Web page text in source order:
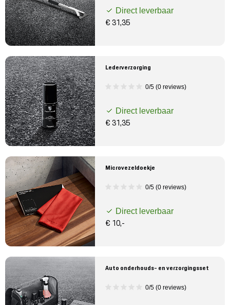
Direct leverbaar
€ 31,35
Lederverzorging
0/5 (0 reviews)
Direct leverbaar
€ 31,35
Microvezeldoekje
0/5 (0 reviews)
Direct leverbaar
€ 10,-
Auto onderhouds- en verzorgingsset
0/5 (0 reviews)